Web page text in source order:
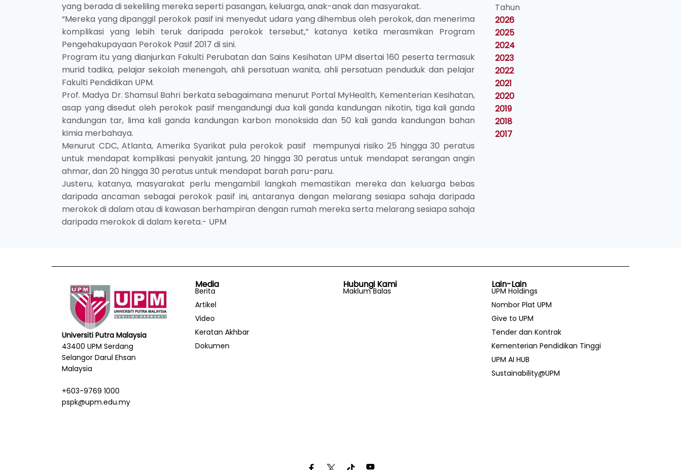
yang berada di sekeliling mereka seperti pasangan, keluarga, anak-anak dan masyarakat.
“Mereka yang dipanggil perokok pasif ini menyedut udara yang dihembus oleh perokok, dan menerima
komplikasi yang lebih teruk daripada perokok tersebut,” katanya ketika merasmikan Program
Pengehakupayaan Perokok Pasif 2017 di sini.
Program itu yang dianjurkan Fakulti Perubatan dan Sains Kesihatan UPM disertai 160 peserta termasuk
murid tadika, pelajar sekolah menengah, ahli persatuan wanita, ahli persatuan penduduk dan pelajar
Fakulti Pendidikan UPM.
Prof. Madya Dr. Shamsul Bahri berkata sebagaimana menurut Portal MyHealth, Kementerian Kesihatan,
asap yang disedut oleh perokok pasif mengandungi dua kali ganda kandungan nikotin, tiga kali ganda
kandungan tar, lima kali ganda kandungan karbon monoksida dan 50 kali ganda kandungan bahan
kimia merbahaya.
Menurut CDC, Atlanta, Amerika Syarikat pula perokok pasif mempunyai risiko 25 hingga 30 peratus
untuk mendapat komplikasi penyakit jantung, 20 hingga 30 peratus untuk mendapat serangan angin
ahmar, dan 20 hingga 30 peratus untuk mendapat barah paru-paru.
Justeru, katanya, masyarakat perlu mengambil langkah memastikan mereka dan keluarga bebas
daripada ancaman sebagai perokok pasif ini, antaranya dengan melarang sesiapa sahaja daripada
merokok di dalam atau di kawasan berhampiran dengan rumah mereka serta melarang sesiapa sahaja
daripada merokok di dalam kereta.- UPM
Tahun
2026
2025
2024
2023
2022
2021
2020
2019
2018
2017
Universiti Putra Malaysia
43400 UPM Serdang
Selangor Darul Ehsan
Malaysia
+603-9769 1000
pspk@upm.edu.my
Media
Berita
Artikel
Video
Keratan Akhbar
Dokumen
Hubungi Kami
Maklum Balas
Lain-Lain
UPM Holdings
Nombor Plat UPM
Give to UPM
Tender dan Kontrak
Kementerian Pendidikan Tinggi
UPM AI HUB
Sustainability@UPM